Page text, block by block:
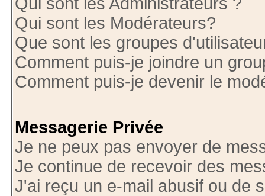
Qui sont les Modérateurs?
Que sont les groupes
Comment puis-je joindre un
Comment puis-je devenir le
Messagerie Privée
Je ne peux pas envoyer de
Je continue de recevoir des
J'ai reçu un e-mail abusif ou de